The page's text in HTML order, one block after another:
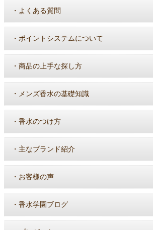
・ よくある質問
・ ポイントシステムについて
・ 商品の上手な探し方
・ メンズ香水の基礎知識
・ 香水のつけ方
・ 主なブランド紹介
・ お客様の声
・ 香水学園ブログ